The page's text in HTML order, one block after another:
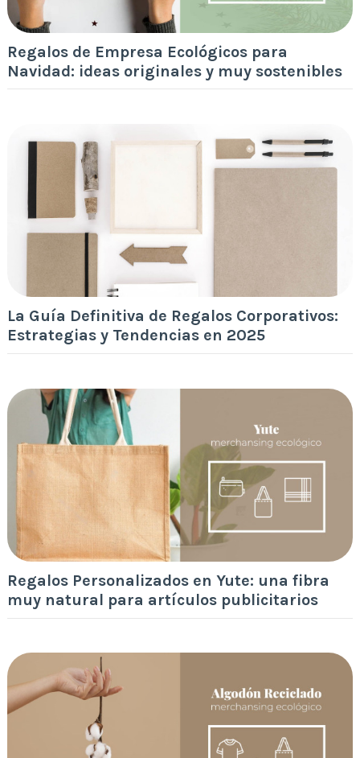
Regalos de Empresa Ecológicos para
Navidad: ideas originales y muy sostenibles
La Guía Definitiva de Regalos Corporativos:
Estrategias y Tendencias en 2025
Regalos Personalizados en Yute: una fibra
muy natural para artículos publicitarios